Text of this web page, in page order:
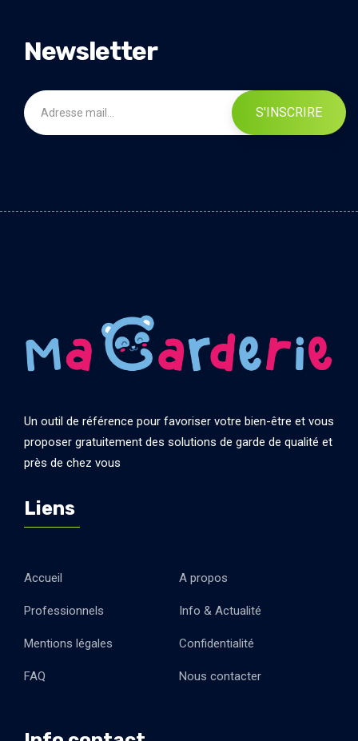
Newsletter
S'INSCRIRE
Un outil de référence pour favoriser votre bien-être et vous
proposer gratuitement des solutions de garde de qualité et
près de chez vous
Liens
Accueil A propos
Professionnels Info & Actualité
Mentions légales Confidentialité
FAQ Nous contacter